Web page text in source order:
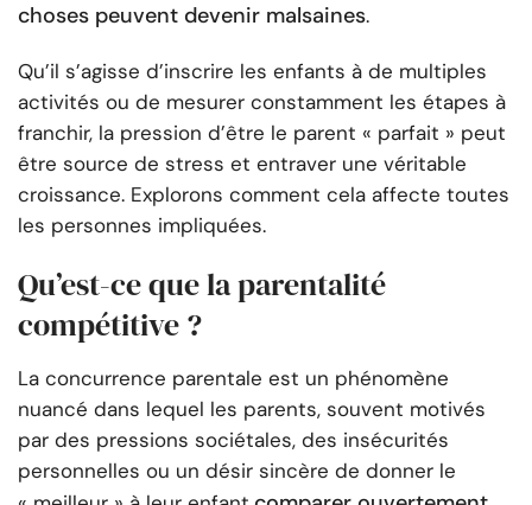
choses peuvent devenir malsaines.
Qu’il s’agisse d’inscrire les enfants à de multiples
activités ou de mesurer constamment les étapes à
franchir, la pression d’être le parent « parfait » peut
être source de stress et entraver une véritable
croissance. Explorons comment cela affecte toutes
les personnes impliquées.
Qu’est-ce que la parentalité
compétitive ?
La concurrence parentale est un phénomène
nuancé dans lequel les parents, souvent motivés
par des pressions sociétales, des insécurités
personnelles ou un désir sincère de donner le